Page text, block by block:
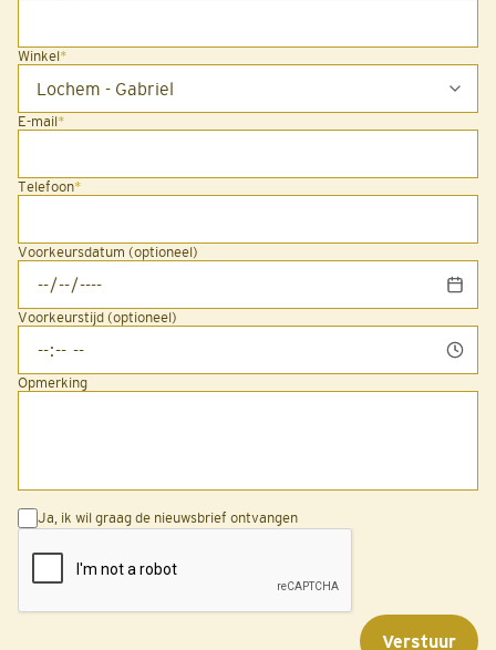
Winkel*
E-mail*
Telefoon*
Voorkeursdatum (optioneel)
Voorkeurstijd (optioneel)
Opmerking
Ja, ik wil graag de nieuwsbrief ontvangen